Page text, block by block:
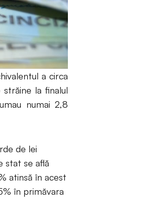
a circa
la finalul
numai 2,8
de lei
stat se află
atinsă în acest
în primăvara